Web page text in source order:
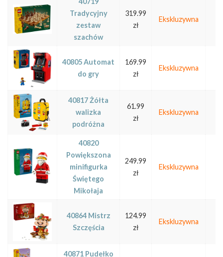
Tradycyjny
zestaw
szachów
319.99
zł
Ekskluzywna
40805 Automat
do gry
169.99
zł
Ekskluzywna
40817 Żółta
walizka
podróżna
61.99
zł
Ekskluzywna
40820
Powiększona
minifigurka
Świętego
Mikołaja
249.99
zł
Ekskluzywna
40864 Mistrz
Szczęścia
124.99
zł
Ekskluzywna
40871 Pudełko